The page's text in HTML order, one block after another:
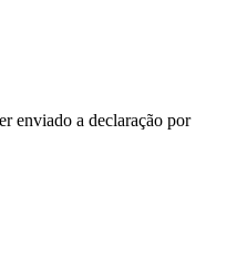
enviado a declaração por